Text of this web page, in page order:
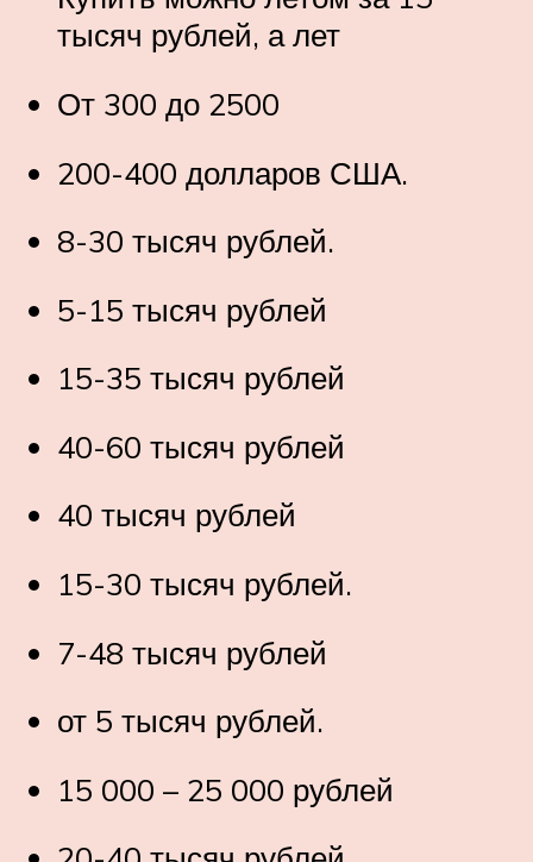
тысяч рублей, а лет
От 300 до 2500
200-400 долларов США.
8-30 тысяч рублей.
5-15 тысяч рублей
15-35 тысяч рублей
40-60 тысяч рублей
40 тысяч рублей
15-30 тысяч рублей.
7-48 тысяч рублей
от 5 тысяч рублей.
15 000 – 25 000 рублей